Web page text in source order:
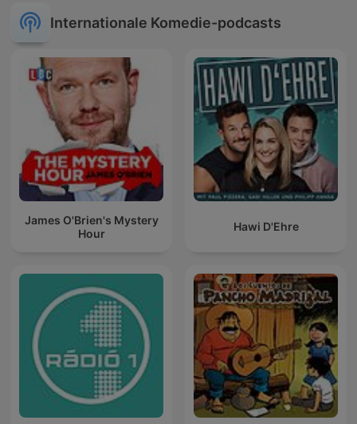
Internationale Komedie-podcasts
James O'Brien's Mystery
Hour
Hawi D'Ehre